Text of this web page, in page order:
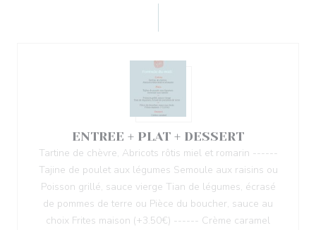
ENTREE + PLAT + DESSERT
Tartine de chèvre, Abricots rôtis miel et romarin ------
Tajine de poulet aux légumes Semoule aux raisins ou
Poisson grillé, sauce vierge Tian de légumes, écrasé
de pommes de terre ou Pièce du boucher, sauce au
choix Frites maison (+3.50€) ------ Crème caramel